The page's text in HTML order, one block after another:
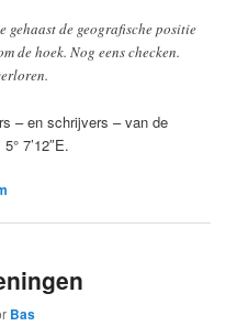
gehaast de geografische positie
de hoek. Nog eens checken.
– en schrijvers – van de
7’12″E.
Bas